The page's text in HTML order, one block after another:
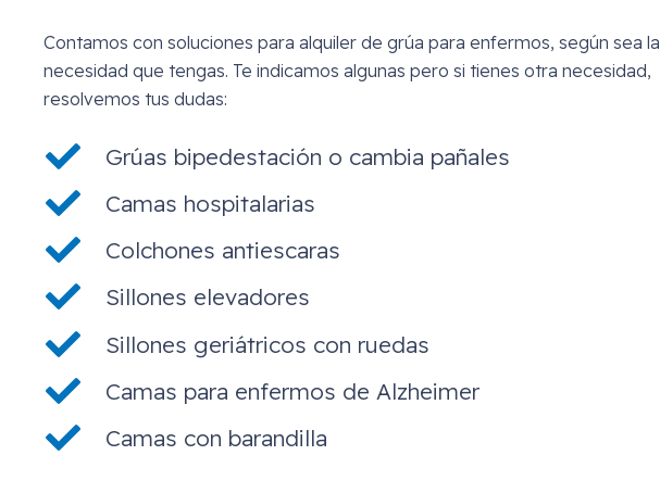
Contamos con soluciones para alquiler de grúa para enfermos, según sea la
necesidad que tengas. Te indicamos algunas pero si tienes otra necesidad,
resolvemos tus dudas:
Grúas bipedestación o cambia pañales
Camas hospitalarias
Colchones antiescaras
Sillones elevadores
Sillones geriátricos con ruedas
Camas para enfermos de Alzheimer
Camas con barandilla